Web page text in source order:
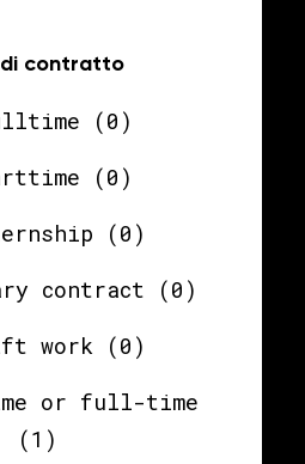
di contratto
(0)
(0)
(0)
contract
(0)
work
(0)
or full-time
(1)